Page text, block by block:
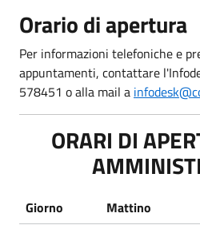
Orario di apertura
Per informazioni telefoniche e
appuntamenti, contattare
578451 o alla mail a
ORARI DI
Giorno Mattino